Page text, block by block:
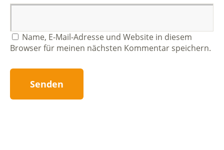
Name, E-Mail-Adresse und Website in diesem
Browser für meinen nächsten Kommentar speichern.